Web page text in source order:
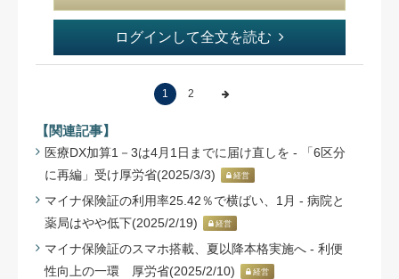
ログインして全文を読む
1 2
【関連記事】
医療DX加算1－3は4月1日までに届け直しを - 「6区分
に再編」受け厚労省(2025/3/3)
経営
マイナ保険証の利用率25.42％で横ばい、1月 - 病院と
薬局はやや低下(2025/2/19)
経営
マイナ保険証のスマホ搭載、夏以降本格実施へ - 利便
性向上の一環 厚労省(2025/2/10)
経営